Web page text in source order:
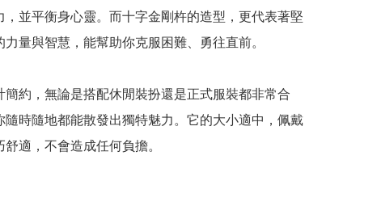
，並平衡身心靈。而十字金剛杵的造型，更代表著堅
力量與智慧，能幫助你克服困難、勇往直前。
簡約，無論是搭配休閒裝扮還是正式服裝都非常合
隨時隨地都能散發出獨特魅力。它的大小適中，佩戴